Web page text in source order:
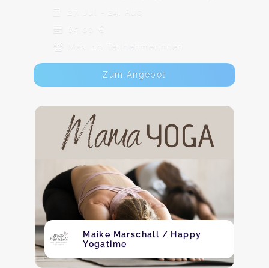
27. Jul - 24. Aug
65,00 €
Max. 10 TeilnehmerInnen
Zum Angebot
Maike Marschall / Happy
Yogatime